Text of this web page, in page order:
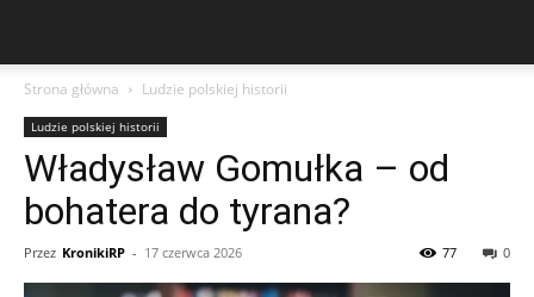
Strona główna Ludzie polskiej historii
Ludzie polskiej historii
Władysław Gomułka – od
bohatera do tyrana?
Przez KronikiRP - 17 czerwca 2026 0
77